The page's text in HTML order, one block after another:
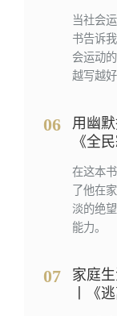
当社会
书告诉
会运动
越写越
06
用幽
《全
在这本
了他在
淡的绝
能力。
07
家庭
丨《